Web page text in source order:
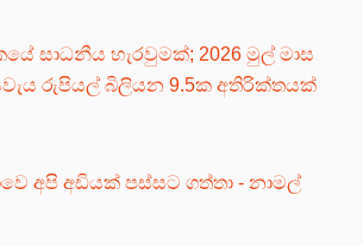
සාධනීය හැරවුමක්; 2026 මුල් මාස
රුපියල් බිලියන 9.5ක අතිරික්තයක්
අපි අඩියක් පස්සට ගත්තා - නාමල්